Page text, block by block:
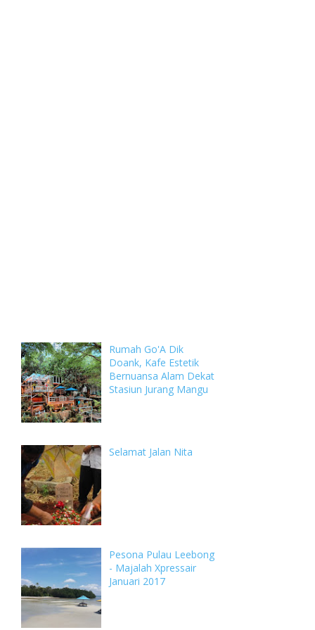
Rumah Go'A Dik
Doank, Kafe Estetik
Bernuansa Alam Dekat
Stasiun Jurang Mangu
Selamat Jalan Nita
Pesona Pulau Leebong
- Majalah Xpressair
Januari 2017